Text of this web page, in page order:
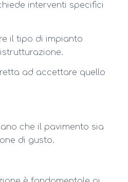
interventi specifici
il tipo di impianto
ad accettare quello
che il pavimento sia
di gusto.